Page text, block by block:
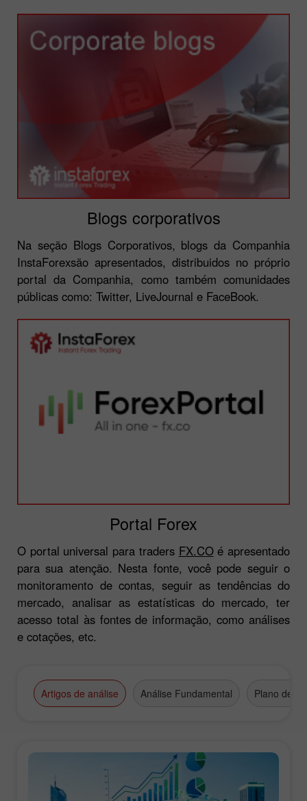
Blogs corporativos
Na seção Blogs Corporativos, blogs da Companhia
InstaForexsão apresentados, distribuidos no próprio
portal da Companhia, como também comunidades
públicas como: Twitter, LiveJournal e FaceBook.
Portal Forex
O portal universal para traders FX.COé apresentado
para sua atenção. Nesta fonte, você pode seguir o
monitoramento de contas, seguir as tendências do
mercado, analisar as estatísticas do mercado, ter
acesso total às fontes de informação, como análises
e cotações, etc.
Artigos de análise Análise Fundamental Plano de